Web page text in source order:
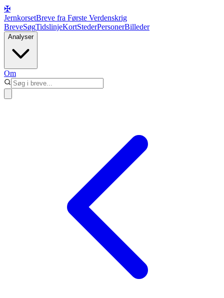
✠
JernkorsetBreve fra Første Verdenskrig
BreveSøgTidslinjeKortStederPersonerBilleder
Analyser
Om